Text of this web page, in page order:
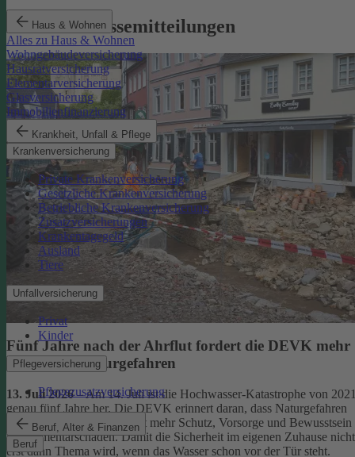
Haus & Wohnen
Alles zu Haus & Wohnen
Wohngebäudeversicherung
Hausratversicherung
Elementarversicherung
Glasversicherung
Immobilienfinanzierung
Krankheit, Unfall & Pflege
Krankenversicherung
Private Krankenversicherung
Gesetzliche Krankenversicherung
Betriebliche Krankenversicherung
Zusatzversicherungen
Krankentagegeld
Ausland
Tiere
Unfallversicherung
Privat
Kinder
Pflegeversicherung
Pflegezusatzversicherung
Beruf, Alter & Finanzen
Beruf
Aktuelle Pressemitteilungen
Fünf Jahre nach der Ahrflut fordert die DEVK mehr
Schutz vor Naturgefahren
13. Juli 2026– Am 14. Juli ist die Hochwasser-Katastrophe von
genau fünf Jahre her. Die DEVK erinnert daran, dass Naturgefahren
überall drohen – und fordert mehr Schutz, Vorsorge und Bewusstsein
für Elementarschäden. Damit die Sicherheit im eigenen Zuhause nicht
erst dann Thema wird, wenn das Wasser schon vor der Tür steht.